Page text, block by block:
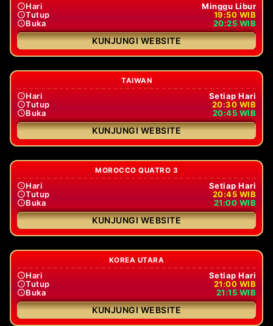
Hari
Minggu Libur
Tutup
19:50 WIB
Buka
20:25 WIB
KUNJUNGI WEBSITE
TAIWAN
Hari
Setiap Hari
Tutup
20:30 WIB
Buka
20:45 WIB
KUNJUNGI WEBSITE
MOROCCO QUATRO 3
Hari
Setiap Hari
Tutup
20:45 WIB
Buka
21:00 WIB
KUNJUNGI WEBSITE
KOREA UTARA
Hari
Setiap Hari
Tutup
21:00 WIB
Buka
21:15 WIB
KUNJUNGI WEBSITE